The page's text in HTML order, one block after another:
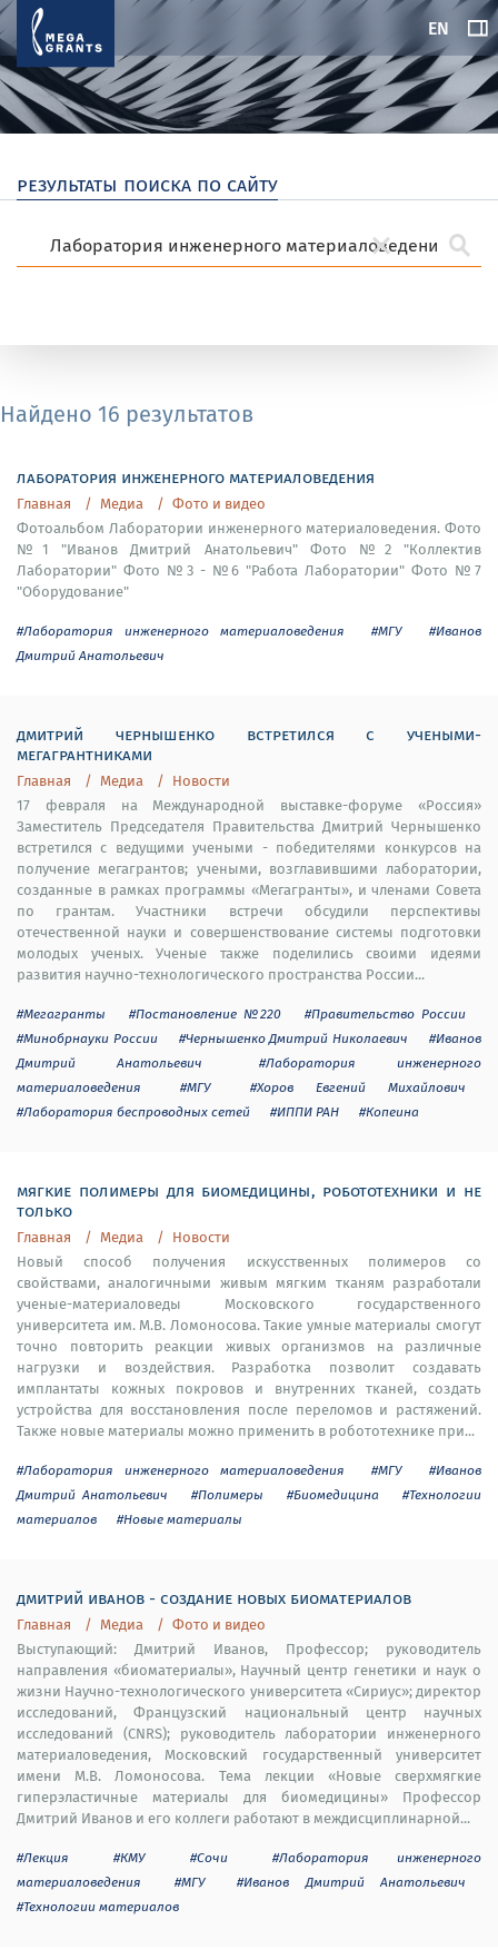
EN
результаты поиска по сайту
Найдено 16 результатов
лаборатория инженерного материаловедения
Главная Медиа
Фото и видео
Фотоальбом Лаборатории инженерного материаловедения. Фото
№1 "Иванов Дмитрий Анатольевич" Фото №2 "Коллектив
Лаборатории" Фото №3 - №6 "Работа Лаборатории" Фото №7
"Оборудование"
#Лаборатория инженерного материаловедения #МГУ
#Иванов
Дмитрий Анатольевич
дмитрий чернышенко встретился с учеными-
мегагрантниками
Главная Медиа
Новости
17 февраля на Международной выставке-форуме «Россия»
Заместитель Председателя Правительства Дмитрий Чернышенко
встретился с ведущими учеными - победителями конкурсов на
получение мегагрантов; учеными, возглавившими лаборатории,
созданные в рамках программы «Мегагранты», и членами Совета
по грантам. Участники встречи обсудили перспективы
отечественной науки и совершенствование системы подготовки
молодых ученых. Ученые также поделились своими идеями
развития научно-технологического пространства России...
#Мегагранты #Постановление №220
#Правительство России
#Минобрнауки России
#Чернышенко Дмитрий Николаевич
#Иванов
Дмитрий Анатольевич
#Лаборатория инженерного
материаловедения
#МГУ
#Хоров Евгений Михайлович
#Лаборатория беспроводных сетей
#ИППИ РАН #Копеина
мягкие полимеры для биомедицины, робототехники и не
только
Главная Медиа
Новости
Новый способ получения искусственных полимеров со
свойствами, аналогичными живым мягким тканям разработали
ученые-материаловеды Московского государственного
университета им. М.В. Ломоносова. Такие умные материалы смогут
точно повторить реакции живых организмов на различные
нагрузки и воздействия. Разработка позволит создавать
имплантаты кожных покровов и внутренних тканей, создать
устройства для восстановления после переломов и растяжений.
Также новые материалы можно применить в робототехнике при...
#Лаборатория инженерного материаловедения #МГУ
#Иванов
Дмитрий Анатольевич
#Полимеры #Биомедицина
#Технологии
материалов
#Новые материалы
дмитрий иванов - создание новых биоматериалов
Главная Медиа
Фото и видео
Выступающий: Дмитрий Иванов, Профессор; руководитель
направления «биоматериалы», Научный центр генетики и наук о
жизни Научно-технологического университета «Сириус»; директор
исследований, Французский национальный центр научных
исследований (CNRS); руководитель лаборатории инженерного
материаловедения, Московский государственный университет
имени М.В. Ломоносова. Тема лекции «Новые сверхмягкие
гиперэластичные материалы для биомедицины» Профессор
Дмитрий Иванов и его коллеги работают в междисциплинарной...
#Лекция #КМУ #Сочи
#Лаборатория инженерного
материаловедения
#МГУ
#Иванов Дмитрий Анатольевич
#Технологии материалов